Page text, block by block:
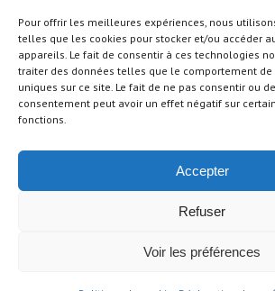
Pour offrir les meilleures expériences, nous
telles que les cookies pour stocker et/ou accéder
appareils. Le fait de consentir à ces technologies
traiter des données telles que le comportement de
uniques sur ce site. Le fait de ne pas consentir ou
consentement peut avoir un effet négatif sur
fonctions.
Accepter
Refuser
Voir les préférences